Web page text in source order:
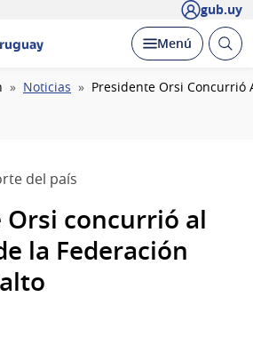
gub.uy
Desplegar
Menú Abrir
Noticias Presidente Orsi Concurrió
del país
Orsi concurrió al
la Federación